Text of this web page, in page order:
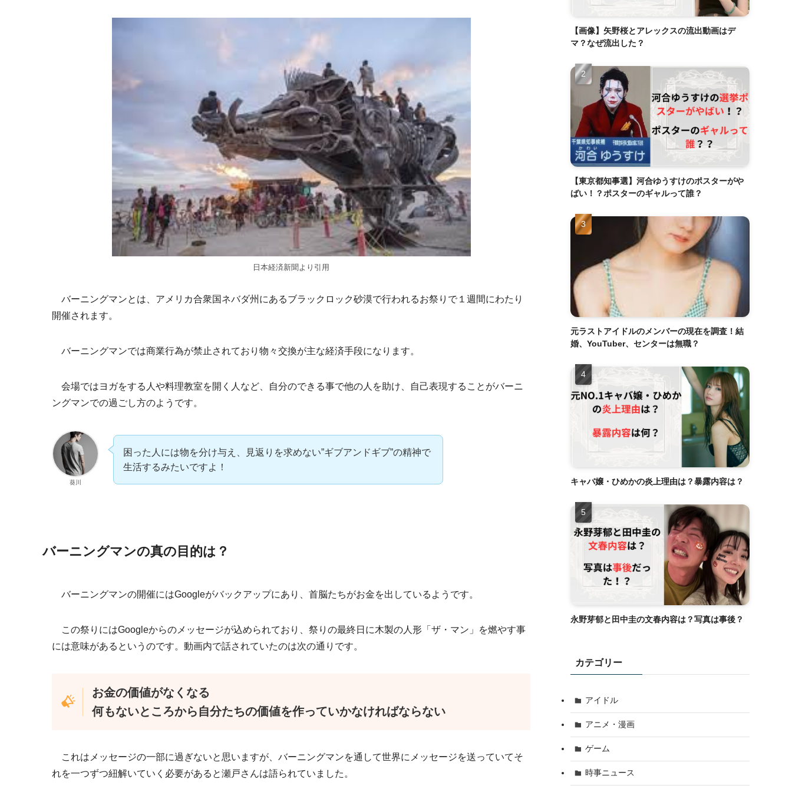
日本経済新聞より引用
バーニングマンとは、アメリカ合衆国ネバダ州にあるブラックロック砂漠で行われるお祭りで１週間にわたり
開催されます。
バーニングマンでは商業行為が禁止されており物々交換が主な経済手段になります。
会場ではヨガをする人や料理教室を開く人など、自分のできる事で他の人を助け、自己表現することがバーニ
ングマンでの過ごし方のようです。
葵川
困った人には物を分け与え、見返りを求めない”ギブアンドギブ”の精神で
生活するみたいですよ！
バーニングマンの真の目的は？
バーニングマンの開催にはGoogleがバックアップにあり、首脳たちがお金を出しているようです。
この祭りにはGoogleからのメッセージが込められており、祭りの最終日に木製の人形「ザ・マン」を燃やす事
には意味があるというのです。動画内で話されていたのは次の通りです。
お金の価値がなくなる
何もないところから自分たちの価値を作っていかなければならない
これはメッセージの一部に過ぎないと思いますが、バーニングマンを通して世界にメッセージを送っていてそ
れを一つずつ紐解いていく必要があると瀬戸さんは語られていました。
【画像】矢野桜とアレックスの流出動画はデ
マ？なぜ流出した？
【東京都知事選】河合ゆうすけのポスターがや
ばい！？ポスターのギャルって誰？
元ラストアイドルのメンバーの現在を調査！結
婚、YouTuber、センターは無職？
キャバ嬢・ひめかの炎上理由は？暴露内容は？
永野芽郁と田中圭の文春内容は？写真は事後？
カテゴリー
アイドル
アニメ・漫画
ゲーム
時事ニュース